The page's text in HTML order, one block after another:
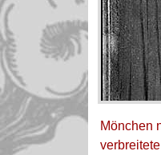
Mönchen